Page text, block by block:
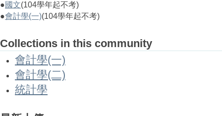
●國文(104學年起不考)
●會計學(一)(104學年起不考)
Collections in this community
會計學(一)
會計學(二)
統計學